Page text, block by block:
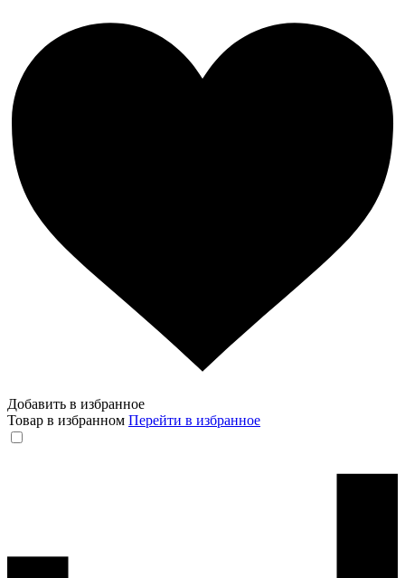
Добавить в избранное
Товар в избранном Перейти в избранное